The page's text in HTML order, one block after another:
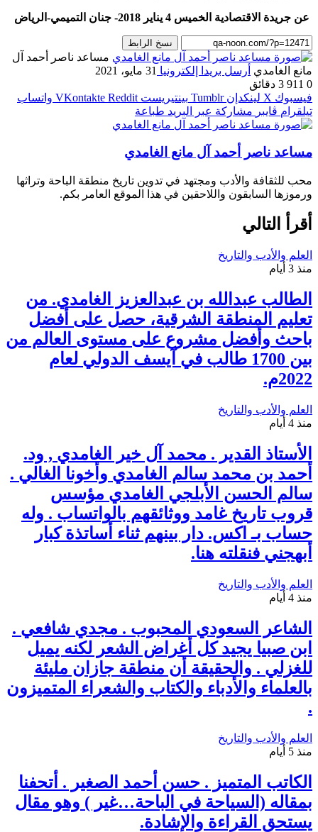
عن جريدة الاقتصادية الخميس 4 يناير 2018- جنان التميمي-الرياض
نسخ الرابط
مساعد ناصر أحمد آل
مانع الغامدي أرسل بريدا إلكترونيا 31 مايو، 2021
0
3 دقائق
فيسبوك ‫X لينكدإن بينتيريست
واتساب
تيلقرام ڤايبر مشاركة عبر البريد طباعة
مساعد ناصر أحمد آل مانع الغامدي
محب للثقافة والأدب ومجتهد في تدوين تاريخ منطقة الباحة وتراثها
ورموزها السابقون واللاحقين في هذا الموقع العامر بكم.
أقرأ التالي
العلم والأدب والتاريخ
منذ 3 أيام
الطالب عبدالله بن عبدالعزيز الغامدي. من
تعليم المنطقة الشرقية، حصل على أفضل
باحث وأفضل مشروع على مستوى العالم من
بين 1700 طالب في آيسف الدولي لعام
2022م.
العلم والأدب والتاريخ
منذ 4 أيام
الأستاذ القدير . محمد آل خير الغامدي , ود.
أحمد بن محمد سالم الغامدي وأخونا الغالي .
سالم الحسن الأبلجي الغامدي مؤسس
قروب تاريخ غامد ووثائقهم بالواتساب . وله
حساب بـ اكس. دار بينهم ثناء أساتذة كبار
أبهجني فنقلته هنا.
العلم والأدب والتاريخ
منذ 4 أيام
الشاعر السعودي المحبوب . مجدي شافعي .
ابن صبيا يجيد كل أغراض الشعر لكنه يميل
للغزلي . والحقيقة أن منطقة جازان مليئة
بالعلماء والأدباء والكتاب والشعراء المتميزون
.
العلم والأدب والتاريخ
منذ 5 أيام
الكاتب المتميز . حسن أحمد الصغير . أتحفنا
بمقاله (السياحة في الباحة…غير ) وهو مقال
يستحق القراءة والإشادة.